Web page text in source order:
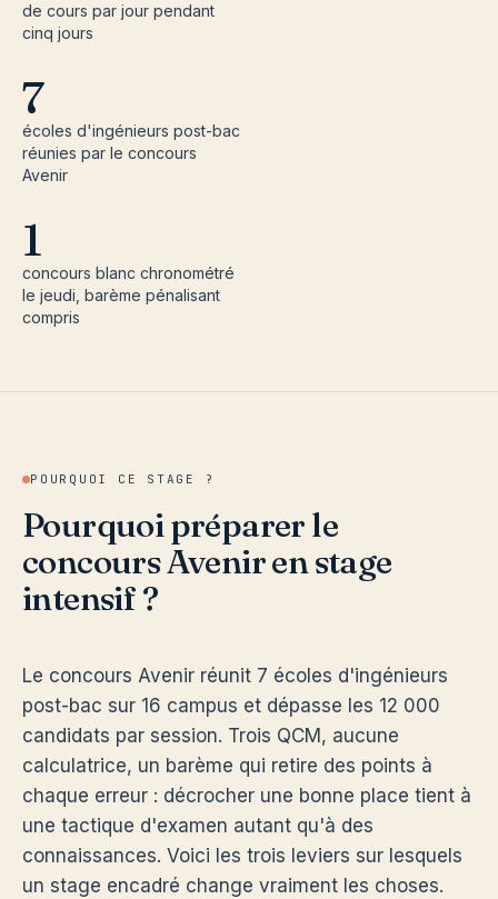
de cours par jour pendant
cinq jours
7
écoles d'ingénieurs post-bac
réunies par le concours
Avenir
1
concours blanc chronométré
le jeudi, barème pénalisant
compris
POURQUOI CE STAGE ?
Pourquoi préparer le
concours Avenir en stage
intensif ?
Le concours Avenir réunit 7 écoles d'ingénieurs
post-bac sur 16 campus et dépasse les 12 000
candidats par session. Trois QCM, aucune
calculatrice, un barème qui retire des points à
chaque erreur : décrocher une bonne place tient à
une tactique d'examen autant qu'à des
connaissances. Voici les trois leviers sur lesquels
un stage encadré change vraiment les choses.